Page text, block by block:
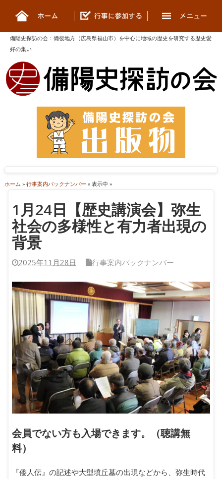
備陽史探訪の会 ： 備後地方（広島県福山市）を中心に地域の歴史を研究する歴史愛
好の集い
ホーム » 行事案内バックナンバー » 表示中 »
1月24日【歴史講演会】弥生
社会の多様性と有力者出現の
背景
2025年11月28日 行事案内バックナンバー
会員でない方も入場できます。（聴講無
料）
『倭人伝』の記述や大型墳丘墓の出現などから、弥生時代